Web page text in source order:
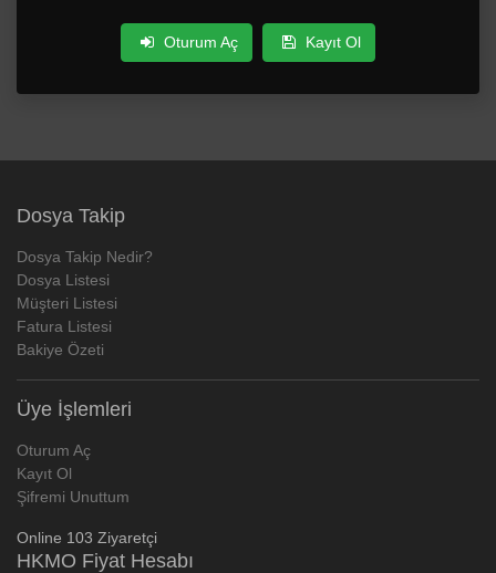
Oturum Aç Kayıt Ol
Dosya Takip
Dosya Takip Nedir?
Dosya Listesi
Müşteri Listesi
Fatura Listesi
Bakiye Özeti
Üye İşlemleri
Oturum Aç
Kayıt Ol
Şifremi Unuttum
Online 103 Ziyaretçi
HKMO Fiyat Hesabı